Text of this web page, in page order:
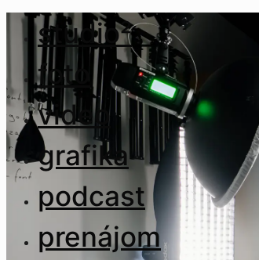
studio²
foto
video
grafika
podcast
prenájom